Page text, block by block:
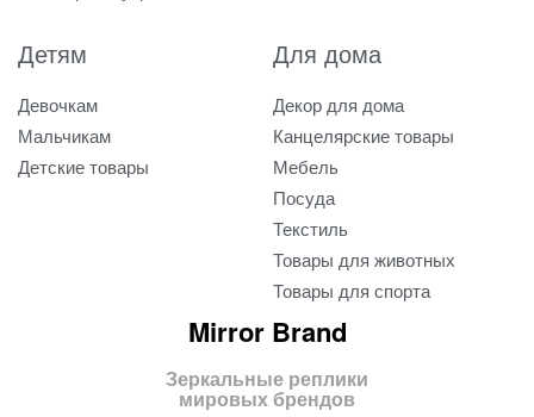
Детям
Девочкам
Мальчикам
Детские товары
Для дома
Декор для дома
Канцелярские товары
Мебель
Посуда
Текстиль
Товары для животных
Товары для спорта
Mirror Brand
Зеркальные реплики
мировых брендов